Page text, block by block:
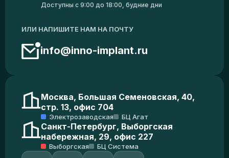
Доступны с 9:00 до 18:00, будние дни
ИЛИ НАПИШИТЕ НАМ НА ПОЧТУ
info@inno-implant.ru
Москва, Большая Семеновская, 40,
стр. 13, офис 704
Электрозаводская БЦ Агат
Санкт-Петербург, Выборгская
набережная, 29, офис 227
Выборгская БЦ Система